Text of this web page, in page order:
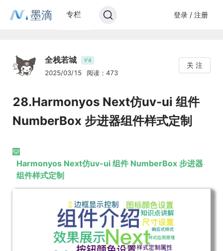
墨滴 专栏 登录 / 注册
全栈若城 V4
2025/03/15 阅读：473
关 注
28.Harmonyos Next仿uv-ui 组件
NumberBox 步进器组件样式定制
Harmonyos Next仿uv-ui 组件 NumberBox 步进器
组件样式定制